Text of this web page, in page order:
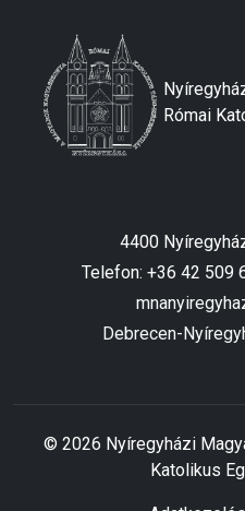
Római
4400
Telefon: +36 42 509
Debrecen-
© 2026 Nyíregyházi
Katolikus